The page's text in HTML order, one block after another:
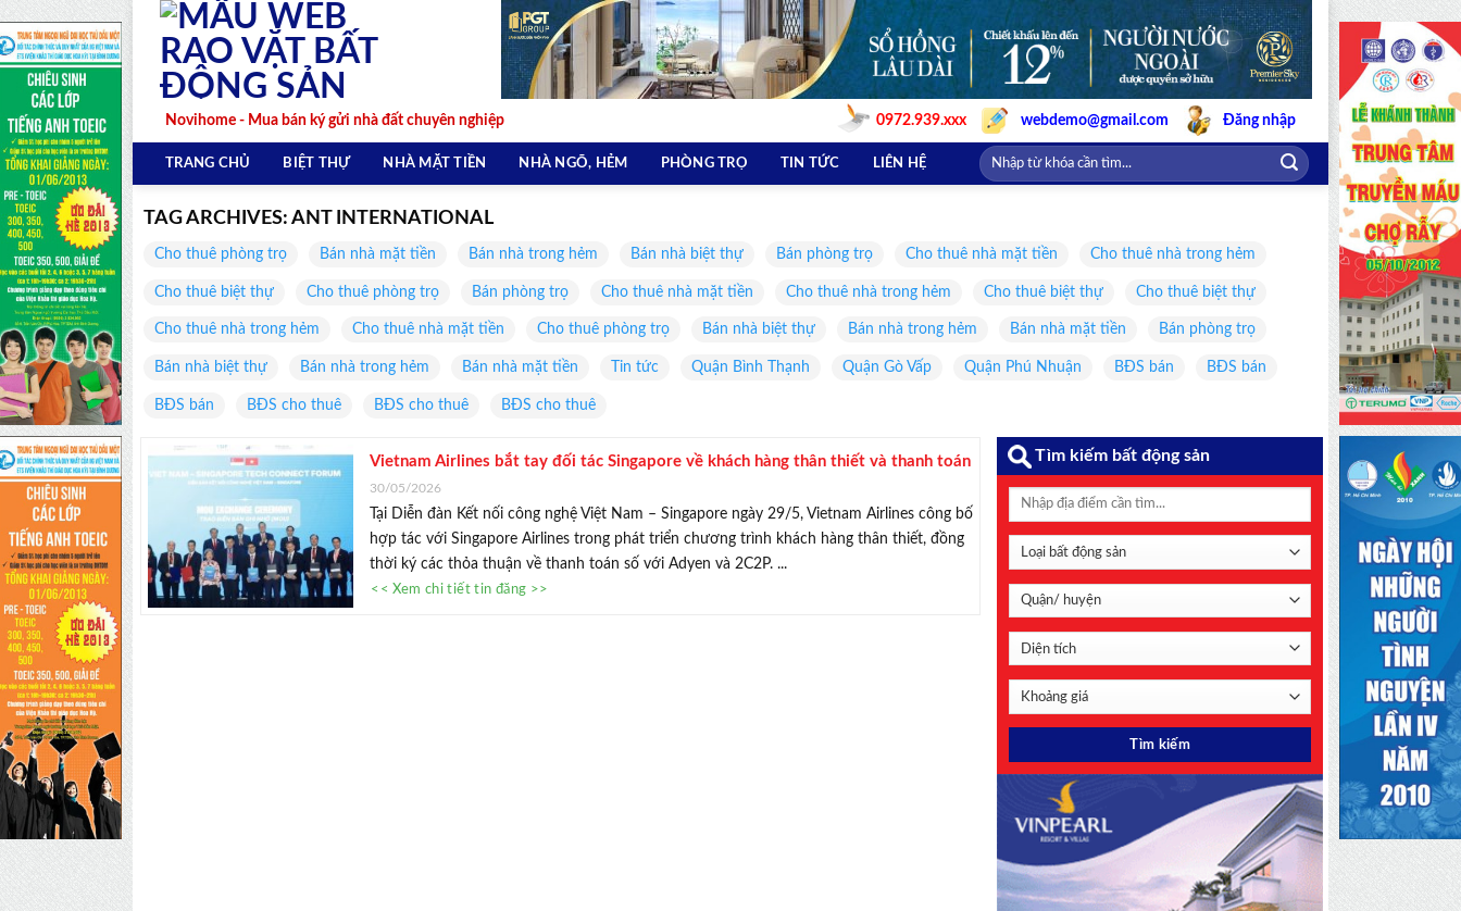
Skip
content
Novihome - Mua bán ký gửi nhà đất chuyên nghiệp 0972.939.xxx webdemo@gmail.com Đăng nhập
TRANG CHỦ BIỆT THỰ NHÀ MẶT TIỀN NHÀ NGÕ, HẺM PHÒNG TRỌ TIN TỨC LIÊN HỆ
TAG ARCHIVES: ANT INTERNATIONAL
Cho thuê phòng trọ Bán nhà mặt tiền Bán nhà trong hẻm Bán nhà biệt thự Bán phòng trọ Cho thuê nhà mặt tiền Cho thuê nhà trong hẻm
Cho thuê biệt thự Cho thuê phòng trọ Bán phòng trọ Cho thuê nhà mặt tiền Cho thuê nhà trong hẻm Cho thuê biệt thự Cho thuê biệt thự
Cho thuê nhà trong hẻm Cho thuê nhà mặt tiền Cho thuê phòng trọ Bán nhà biệt thự Bán nhà trong hẻm Bán nhà mặt tiền Bán phòng trọ
Bán nhà biệt thự Bán nhà trong hẻm Bán nhà mặt tiền Tin tức Quận Bình Thạnh Quận Gò Vấp Quận Phú Nhuận BĐS bán BĐS bán
BĐS bán BĐS cho thuê BĐS cho thuê BĐS cho thuê
Vietnam Airlines bắt tay đối tác Singapore về khách hàng thân thiết và thanh toán
số
30/05/2026
Tại Diễn đàn Kết nối công nghệ Việt Nam – Singapore ngày 29/5, Vietnam Airlines công bố
hợp tác với Singapore Airlines trong phát triển chương trình khách hàng thân thiết, đồng
thời ký các thỏa thuận về thanh toán số với Adyen và 2C2P. ...
<< Xem chi tiết tin đăng >>
Tìm kiếm bất động sản